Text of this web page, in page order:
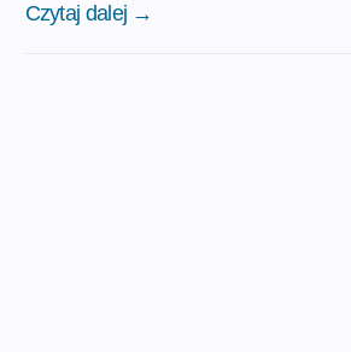
Czytaj dalej →